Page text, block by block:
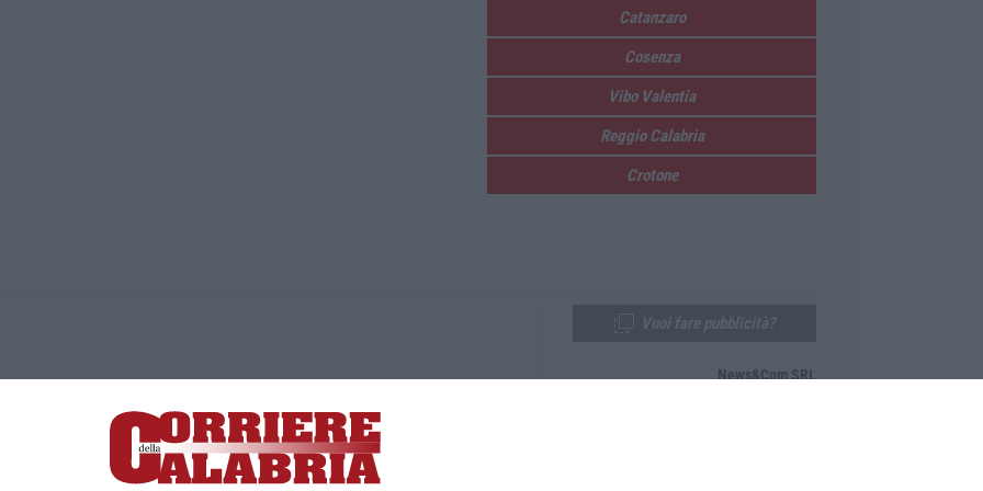
Catanzaro
Cosenza
Vibo Valentia
Reggio Calabria
Crotone
Lamezia Terme (CZ)
responsabile Paola Militano |Privacy
News&Com SRL